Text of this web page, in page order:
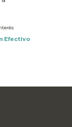
Efectivo